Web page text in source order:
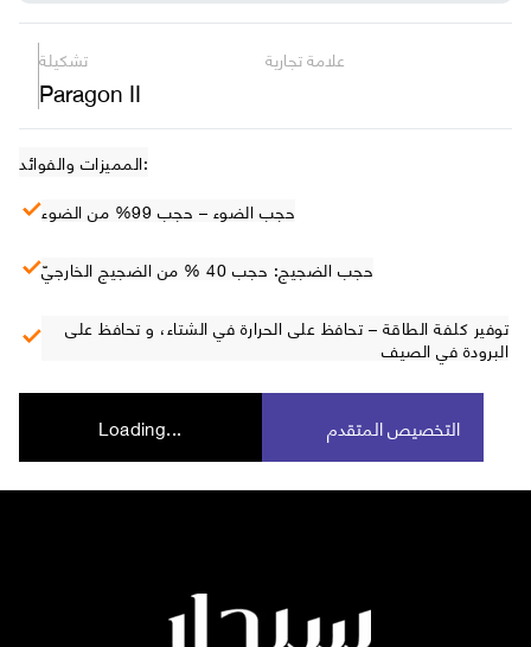
تشكيلة
Paragon II
علامة تجارية
المميزات والفوائد:
حجب الضوء – حجب 99% من الضوء
حجب الضجيج: حجب 40 % من الضجيج الخارجيّ
توفير كلفة الطاقة – تحافظ على الحرارة في الشتاء، و تحافظ على
البرودة في الصيف
Loading... التخصيص المتقدم